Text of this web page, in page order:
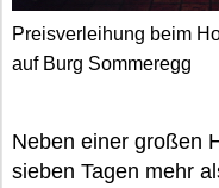
Preisverleihung beim
auf Burg Sommeregg
Neben einer großen
sieben Tagen mehr